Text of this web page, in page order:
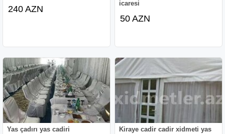
240 AZN
icaresi
50 AZN
Yas çadırı yas cadiri
Kiraye cadir cadir xidmeti yas